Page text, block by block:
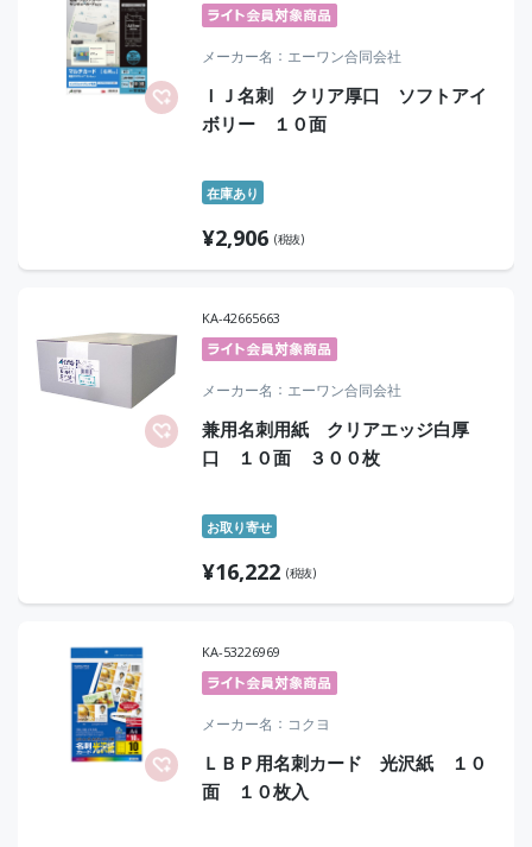
メーカー名 エーワン合同会社
ＩＪ名刺 クリア厚口 ソフトアイ
ボリー １０面
在庫あり
¥2,906 (税抜)
KA-42665663
メーカー名 エーワン合同会社
兼用名刺用紙 クリアエッジ白厚
口 １０面 ３００枚
お取り寄せ
¥16,222 (税抜)
KA-53226969
メーカー名 コクヨ
ＬＢＰ用名刺カード 光沢紙 １０
面 １０枚入